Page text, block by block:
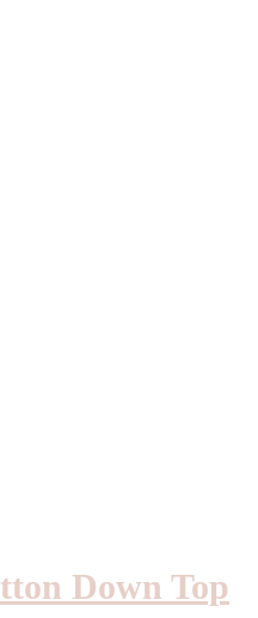
Down Top